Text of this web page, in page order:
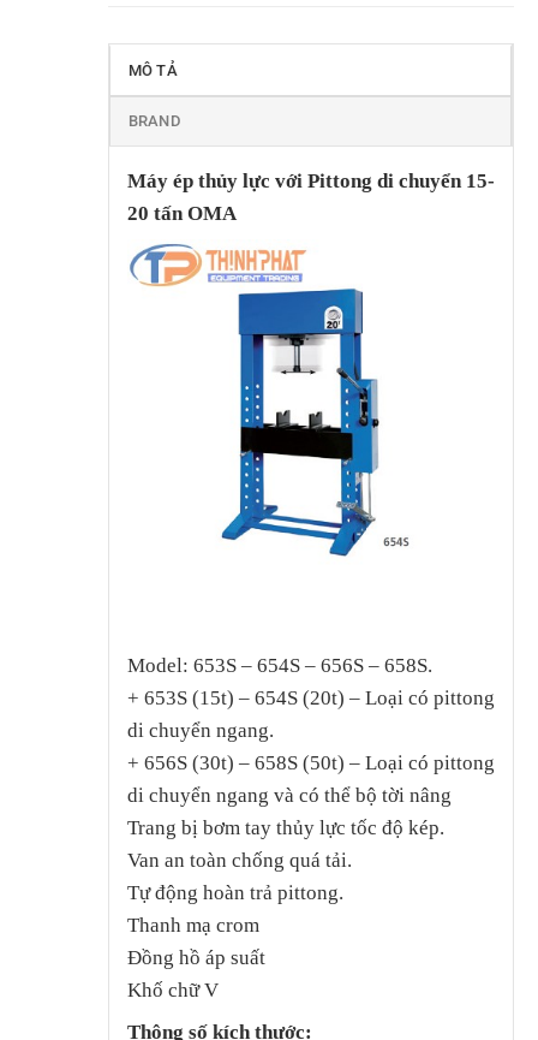
MÔ TẢ
BRAND
Máy ép thủy lực với Pittong di chuyển 15-
20 tấn OMA
Model: 653S – 654S – 656S – 658S.
+ 653S (15t) – 654S (20t) – Loại có pittong
di chuyển ngang.
+ 656S (30t) – 658S (50t) – Loại có pittong
di chuyển ngang và có thể bộ tời nâng
Trang bị bơm tay thủy lực tốc độ kép.
Van an toàn chống quá tải.
Tự động hoàn trả pittong.
Thanh mạ crom
Đồng hồ áp suất
Khố chữ V
Thông số kích thước: